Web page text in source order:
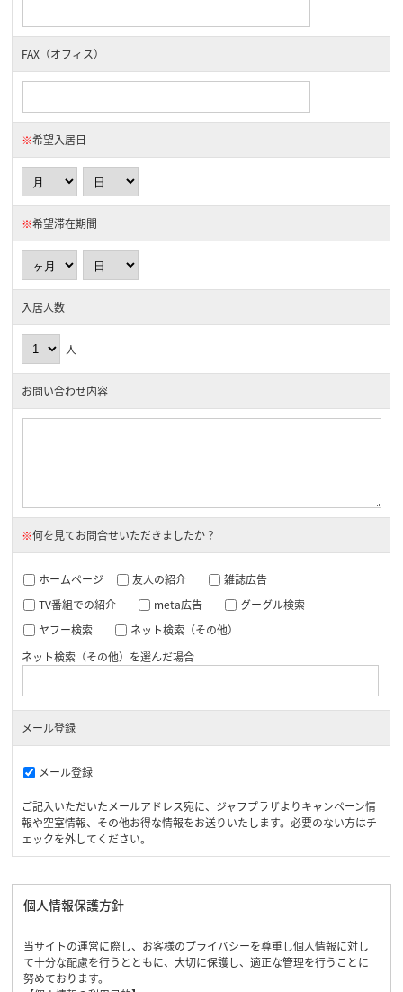
FAX（オフィス）
※希望入居日
※希望滞在期間
入居人数
人
お問い合わせ内容
※何を見てお問合せいただきましたか？
ホームページ 友人の紹介
雑誌広告
TV番組での紹介
meta広告
グーグル検索
ヤフー検索
ネット検索（その他）
ネット検索（その他）を選んだ場合
メール登録
メール登録
ご記入いただいたメールアドレス宛に、ジャフプラザよりキャンペーン情
報や空室情報、その他お得な情報をお送りいたします。必要のない方はチ
ェックを外してください。
個人情報保護方針
当サイトの運営に際し、お客様のプライバシーを尊重し個人情報に対し
て十分な配慮を行うとともに、大切に保護し、適正な管理を行うことに
努めております。